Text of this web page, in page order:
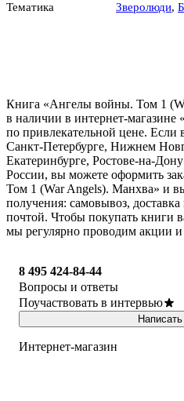
Тематика Зверолюди,
Книга «Ангелы войны. Том 1
в наличии в интернет-магазине
по привлекательной цене. Если
Санкт-Петербурге, Нижнем
Екатеринбурге, Ростове-на-
России, вы можете оформить
Том 1 (War Angels). Манхва» и
получения: самовывоз,
почтой. Чтобы покупать книги
мы регулярно проводим акции
8 495 424-84-44
Вопросы и ответы
Поучаствовать в интервью
Интернет-магазин